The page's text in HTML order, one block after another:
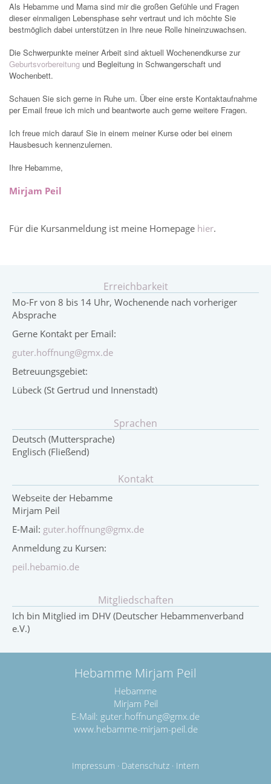
Als Hebamme und Mama sind mir die großen Gefühle und Fragen
dieser einmaligen Lebensphase sehr vertraut und ich möchte Sie
bestmöglich dabei unterstützen in Ihre neue Rolle hineinzuwachsen.
Die Schwerpunkte meiner Arbeit sind aktuell Wochenendkurse zur
Geburtsvorbereitung und Begleitung in Schwangerschaft und
Wochenbett.
Schauen Sie sich gerne in Ruhe um. Über eine erste Kontaktaufnahme
per Email freue ich mich und beantworte auch gerne weitere Fragen.
Ich freue mich darauf Sie in einem meiner Kurse oder bei einem
Hausbesuch kennenzulernen.
Ihre Hebamme,
Mirjam Peil
Für die Kursanmeldung ist meine Homepage hier.
Erreichbarkeit
Mo-Fr von 8 bis 14 Uhr, Wochenende nach vorheriger
Absprache
Gerne Kontakt per Email:
guter.hoffnung@gmx.de
Betreuungsgebiet:
Lübeck (St Gertrud und Innenstadt)
Sprachen
Deutsch (Muttersprache)
Englisch (Fließend)
Kontakt
Webseite der Hebamme
Mirjam Peil
E-Mail: guter.hoffnung@gmx.de
Anmeldung zu Kursen:
peil.hebamio.de
Mitgliedschaften
Ich bin Mitglied im DHV (Deutscher Hebammenverband
e.V.)
Hebamme Mirjam Peil
Hebamme
Mirjam Peil
E-Mail: guter.hoffnung@gmx.de
www.hebamme-mirjam-peil.de
Impressum · Datenschutz · Intern